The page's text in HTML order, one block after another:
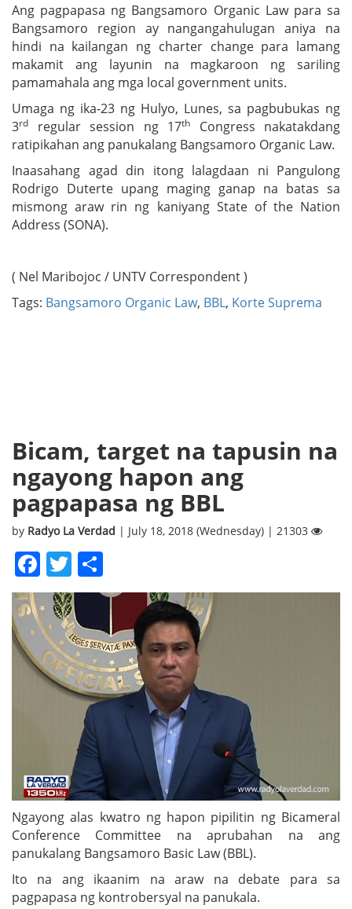
Ang pagpapasa ng Bangsamoro Organic Law para sa
Bangsamoro region ay nangangahulugan aniya na
hindi na kailangan ng charter change para lamang
makamit ang layunin na magkaroon ng sariling
pamamahala ang mga local government units.
Umaga ng ika-23 ng Hulyo, Lunes, sa pagbubukas ng
3rd regular session ng 17th
Congress nakatakdang
ratipikahan ang panukalang Bangsamoro Organic Law.
Inaasahang agad din itong lalagdaan ni Pangulong
Rodrigo Duterte upang maging ganap na batas sa
mismong araw rin ng kaniyang State of the Nation
Address (SONA).
( Nel Maribojoc / UNTV Correspondent )
Tags: Bangsamoro Organic Law, BBL, Korte Suprema
Bicam, target na tapusin na
ngayong hapon ang
pagpapasa ng BBL
by Radyo La Verdad | July 18, 2018 (Wednesday) | 21303
Facebook
Twitter
Ngayong alas kwatro ng hapon pipilitin ng Bicameral
Conference Committee na aprubahan na ang
panukalang Bangsamoro Basic Law (BBL).
Ito na ang ikaanim na araw na debate para sa
pagpapasa ng kontrobersyal na panukala.